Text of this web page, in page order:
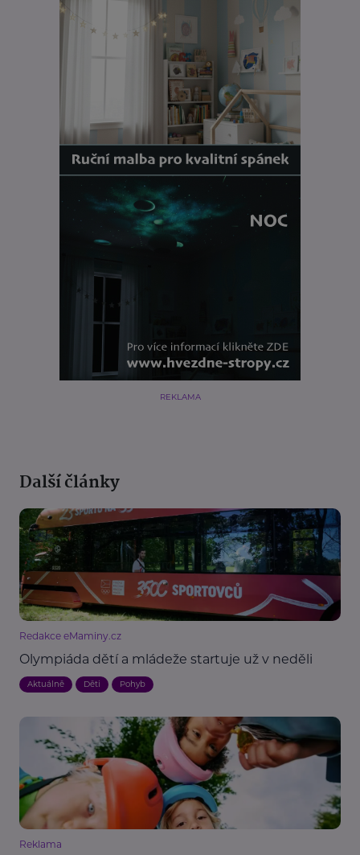
REKLAMA
Další články
Redakce eMaminy.cz
Olympiáda dětí a mládeže startuje už v neděli
Aktuálně Děti Pohyb
Reklama